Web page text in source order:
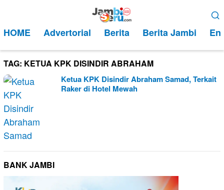
kontenMobile
HOME Advertorial Berita Berita Jambi
TAG: KETUA KPK DISINDIR ABRAHAM
Ketua KPK Disindir Abraham Samad, Terkait
Raker di Hotel Mewah
BANK JAMBI